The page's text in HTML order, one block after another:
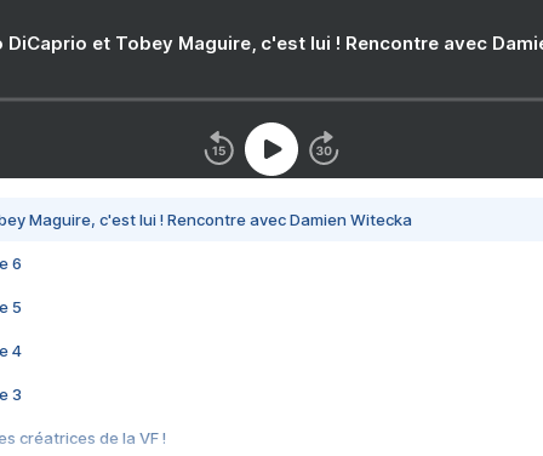
DiCaprio et Tobey Maguire, c'est lui ! Rencontre avec
Maguire, c'est lui ! Rencontre avec Damien Witecka
6
5
4
3
créatrices de la VF !